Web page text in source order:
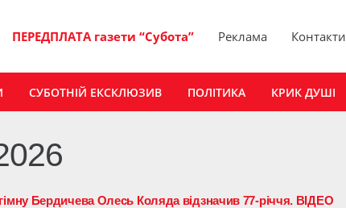
ПЕРЕДПЛАТА газети “Субота” Реклама Контакти
СУБОТНІЙ ЕКСКЛЮЗИВ ПОЛІТИКА КРИК ДУШІ
Бердичева Олесь Коляда відзначив 77-річчя. ВІДЕО